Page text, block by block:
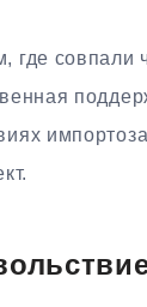
где совпали